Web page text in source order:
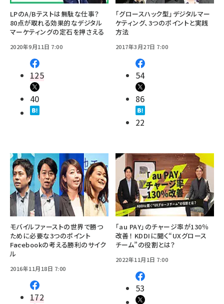
LPのA/Bテストは無駄な仕事？
80点が取れる効果的なデジタル
マーケティングの定石を押さえる
2020年9月11日 7:00
125
40
「グロースハック型」デジタルマー
ケティング、3つのポイントと実践
方法
2017年3月27日 7:00
54
86
22
モバイルファーストの世界で勝つ
ために必要な3つのポイント
――Facebookの考える勝利のサイク
ル
2016年11月18日 7:00
172
「au PAY」のチャージ率が130％
改善！ KDDIに聞く“UXグロース
チーム”の役割とは？
2022年11月1日 7:00
53